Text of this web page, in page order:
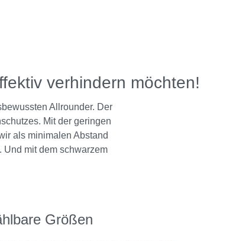
verhindern möchten!
Allrounder. Der
Mit der geringen
als minimalen Abstand
mit dem schwarzem
Größen